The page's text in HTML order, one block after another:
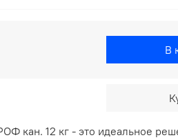
В
кан. 12 кг - это идеальное